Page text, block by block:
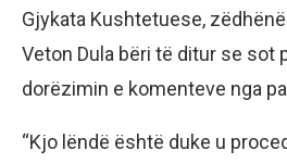
Gjykata Kushtetuese,
Veton Dula bëri të ditur se sot
dorëzimin e komenteve nga
“Kjo lëndë është duke u